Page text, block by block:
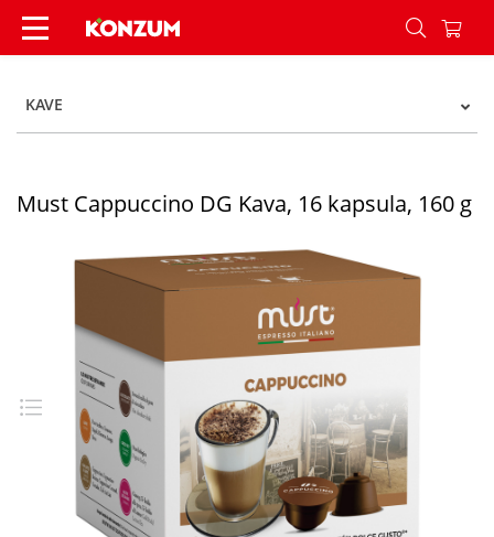
Must Cappuccino DG Kava, 16 kapsula, 160 g -
KAVE
Must Cappuccino DG Kava, 16 kapsula, 160 g